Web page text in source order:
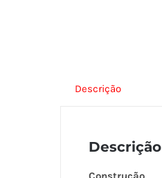
Descrição
Descrição